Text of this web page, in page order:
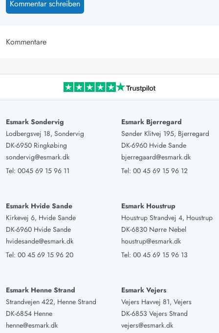
Kommentar schreiben
Kommentare
Esmark Sondervig
Lodbergsvej 18, Sondervig
DK-6950 Ringkøbing
sondervig@esmark.dk
Tel: 0045 69 15 96 11
Esmark Bjerregard
Sønder Klitvej 195, Bjerregard
DK-6960 Hvide Sande
bjerregaard@esmark.dk
Tel: 00 45 69 15 96 12
Esmark Hvide Sande
Kirkevej 6, Hvide Sande
DK-6960 Hvide Sande
hvidesande@esmark.dk
Tel: 00 45 69 15 96 20
Esmark Houstrup
Houstrup Strandvej 4, Houstrup
DK-6830 Nørre Nebel
houstrup@esmark.dk
Tel: 00 45 69 15 96 13
Esmark Henne Strand
Strandvejen 422, Henne Strand
DK-6854 Henne
henne@esmark.dk
Esmark Vejers
Vejers Havvej 81, Vejers
DK-6853 Vejers Strand
vejers@esmark.dk